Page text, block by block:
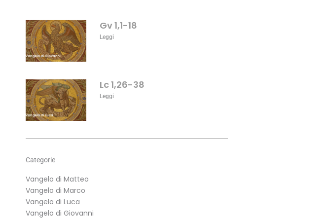
Gv 1,1-18
Leggi
Lc 1,26-38
Leggi
Categorie
Vangelo di Matteo
Vangelo di Marco
Vangelo di Luca
Vangelo di Giovanni